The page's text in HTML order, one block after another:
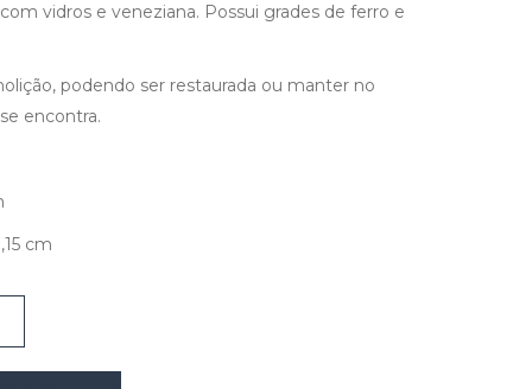
vidros e veneziana. Possui grades de ferro e
podendo ser restaurada ou manter no
encontra.
cm